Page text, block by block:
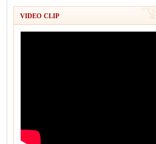
VIDEO CLIP